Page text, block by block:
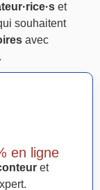
et
souhaitent
avec
en ligne
et